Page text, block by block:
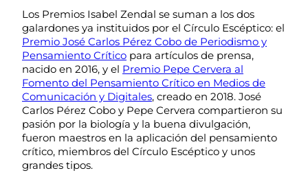
Los Premios Isabel Zendal se suman a los dos
galardones ya instituidos por el Círculo Escéptico: el
Premio José Carlos Pérez Cobo de Periodismo y
Pensamiento Crítico para artículos de prensa,
nacido en 2016, y el Premio Pepe Cervera al
Fomento del Pensamiento Crítico en Medios de
Comunicación y Digitales, creado en 2018. José
Carlos Pérez Cobo y Pepe Cervera compartieron su
pasión por la biología y la buena divulgación,
fueron maestros en la aplicación del pensamiento
crítico, miembros del Círculo Escéptico y unos
grandes tipos.